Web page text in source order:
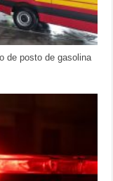
de posto de gasolina